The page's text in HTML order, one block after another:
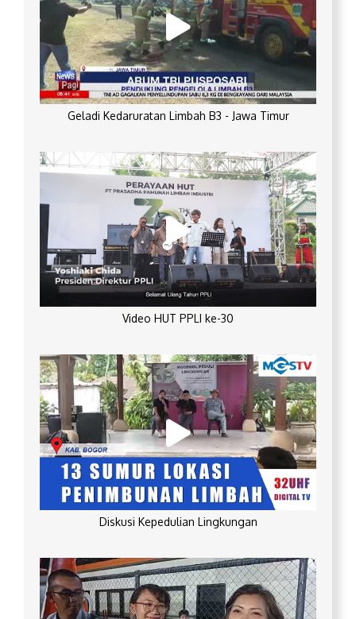
Geladi Kedaruratan Limbah B3 - Jawa Timur
Video HUT PPLI ke-30
Diskusi Kepedulian Lingkungan